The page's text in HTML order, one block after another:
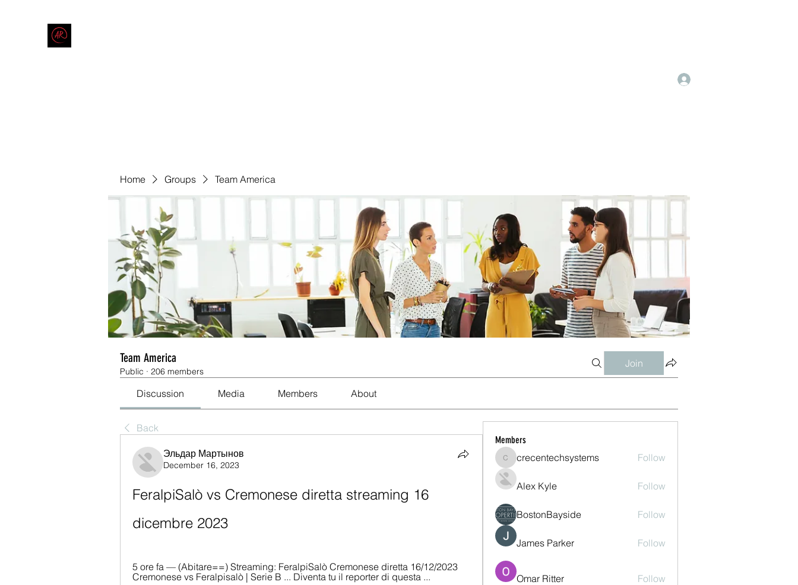
Home Groups Team America
Team America
Public · 206 members
Join
Discussion Media Members About
Back
Эльдар Мартынов
December 16, 2023
FeralpiSalò vs Cremonese diretta streaming 16
dicembre 2023
5 ore fa — (Abitare==) Streaming: FeralpiSalò Cremonese diretta 16/12/2023
Cremonese vs Feralpisalò | Serie B ... Diventa tu il reporter di questa ...
Members
crecentechsystems
crecentechsystems Follow
Alex Kyle Follow
BostonBayside Follow
James Parker Follow
Omar Ritter Follow